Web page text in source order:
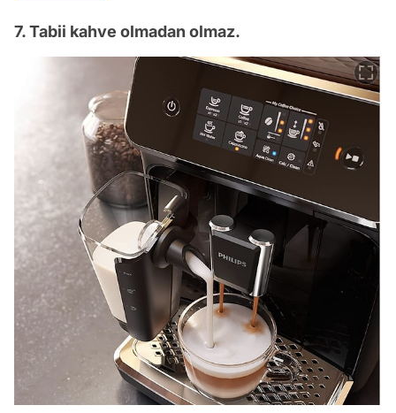
7. Tabii kahve olmadan olmaz.